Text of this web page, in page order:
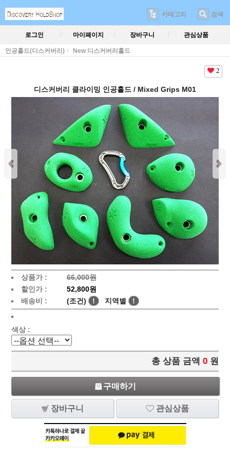
카테고리 검색
로그인 마이페이지 장바구니 관심상품
인공홀드(디스커버리) New 디스커버리홀드
2
디스커버리 클라이밍 인공홀드 / Mixed Grips M01
상품가 :
66,000원
할인가 :
52,800원
배송비 :
(조건) ! 지역별 !
색상 :
총 상품 금액 0 원
구매하기
장바구니 관심상품